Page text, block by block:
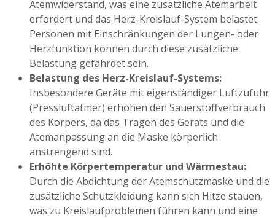
Atemwiderstand, was eine zusätzliche Atemarbeit
erfordert und das Herz-Kreislauf-System belastet.
Personen mit Einschränkungen der Lungen- oder
Herzfunktion können durch diese zusätzliche
Belastung gefährdet sein.
Belastung des Herz-Kreislauf-Systems:
Insbesondere Geräte mit eigenständiger Luftzufuhr
(Pressluftatmer) erhöhen den Sauerstoffverbrauch
des Körpers, da das Tragen des Geräts und die
Atemanpassung an die Maske körperlich
anstrengend sind.
Erhöhte Körpertemperatur und Wärmestau:
Durch die Abdichtung der Atemschutzmaske und die
zusätzliche Schutzkleidung kann sich Hitze stauen,
was zu Kreislaufproblemen führen kann und eine